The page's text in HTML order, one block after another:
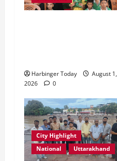
Harbinger Today
August 1,
2026
0
City Highlight
National
Uttarakhand